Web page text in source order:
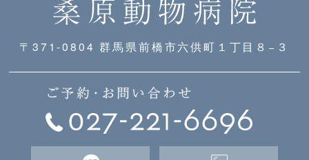
〒371-0804 群馬県前橋市六供町１丁目８−３